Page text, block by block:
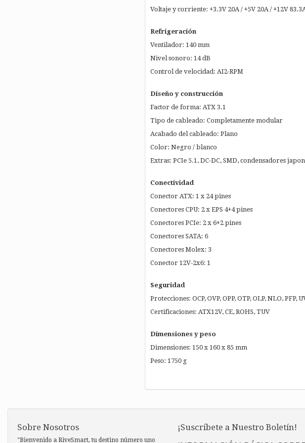
Voltaje y corriente: +3.3V 20A / +5V 20A / +12V
Refrigeración
Ventilador: 140 mm
Nivel sonoro: 14 dB
Control de velocidad: AI2-RPM
Diseño y construcción
Factor de forma: ATX 3.1
Tipo de cableado: Completamente modular
Acabado del cableado: Plano
Color: Negro / blanco
Extras: PCIe 5.1, DC-DC, SMD, condensadores
Conectividad
Conector ATX: 1 x 24 pines
Conectores CPU: 2 x EPS 4+4 pines
Conectores PCIe: 2 x 6+2 pines
Conectores SATA: 6
Conectores Molex: 3
Conector 12V-2x6: 1
Seguridad
Protecciones: OCP, OVP, OPP, OTP, OLP, NLO, PFP,
Certificaciones: ATX12V, CE, ROHS, TUV
Dimensiones y peso
Dimensiones: 150 x 160 x 85 mm
Peso: 1750 g
Sobre Nosotros
"Bienvenido a RiveSmart, tu destino número uno
¡Suscríbete a Nuestro Boletín!